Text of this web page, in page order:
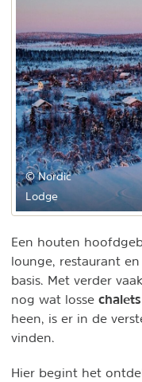
© Nordic
Lodge
Een houten
lounge, restaurant
basis. Met verder
nog wat losse chalets
heen, is er in de
vinden.
Hier begint het